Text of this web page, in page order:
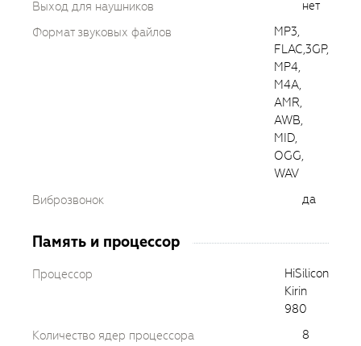
Выход для наушников
нет
Формат звуковых файлов
MP3,
FLAC,3GP,
MP4,
M4A,
AMR,
AWB,
MID,
OGG,
WAV
Виброзвонок
да
Память и процессор
Процессор
HiSilicon
Kirin
980
Количество ядер процессора
8